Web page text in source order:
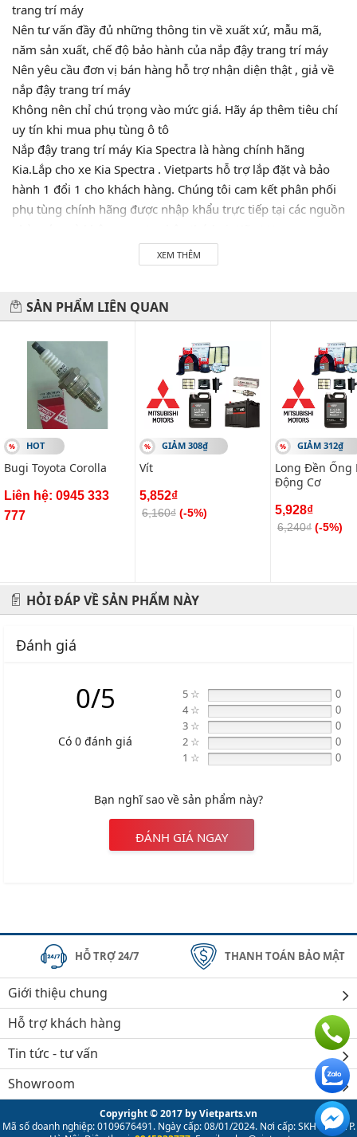
trang trí máy
Nên tư vấn đầy đủ những thông tin về xuất xứ, mẫu mã,
năm sản xuất, chế độ bảo hành của nắp đậy trang trí máy
Nên yêu cầu đơn vị bán hàng hỗ trợ nhận diện thật , giả về
nắp đậy trang trí máy
Không nên chỉ chú trọng vào mức giá. Hãy áp thêm tiêu chí
uy tín khi mua phụ tùng ô tô
Nắp đậy trang trí máy Kia Spectra là hàng chính hãng
Kia.Lắp cho xe Kia Spectra . Vietparts hỗ trợ lắp đặt và bảo
hành 1 đổi 1 cho khách hàng. Chúng tôi cam kết phân phối
phụ tùng chính hãng được nhập khẩu trực tiếp tại các nguồn
0945333777 để được tư vấn và hỗ trợ 24/7. Vietparts luôn
luôn sẵn sàng phục vụ quý khách!
đáo nhất.
#vietparts #ascgroup #phutungotodungxuatxurochatluong
#phugiaoto #phutungoto
-------------------------------------------------------
VIETPARTS - Thương hiệu 20 năm về cung cấp phụ tùng,
phụ kiện và phụ gia xe hơi.
Địa chỉ: 434 Trần Khát Chân- Hai Bà Trưng- Hà Nội
XEM THÊM
SẢN PHẨM LIÊN QUAN
HOT
Bugi Toyota Corolla
Liên hệ: 0945 333
777
GIẢM 308₫
Vít
5,852₫
6,160₫ (-5%)
GIẢM 312₫
Long Đền Ống
Động Cơ
5,928₫
6,240₫ (-5%)
HỎI ĐÁP VỀ SẢN PHẨM NÀY
Đánh giá
0/5
Có 0 đánh giá
5 ☆ 0
4 ☆ 0
3 ☆ 0
2 ☆ 0
1 ☆ 0
Bạn nghĩ sao về sản phẩm này?
ĐÁNH GIÁ NGAY
HỖ TRỢ 24/7 THANH TOÁN BẢO MẬT
Giới thiệu chung
Hỗ trợ khách hàng
Tin tức - tư vấn
Showroom
Copyright © 2017 by Vietparts.vn
Mã số doanh nghiệp: 0109676491. Ngày cấp: 08/01/2024. Nơi cấp: SKH & ĐT TP.